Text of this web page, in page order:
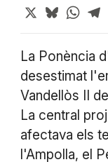
X Bluesky
La Ponència
desestimat
Vandellòs II
La central
afectava els
l'Ampolla, el